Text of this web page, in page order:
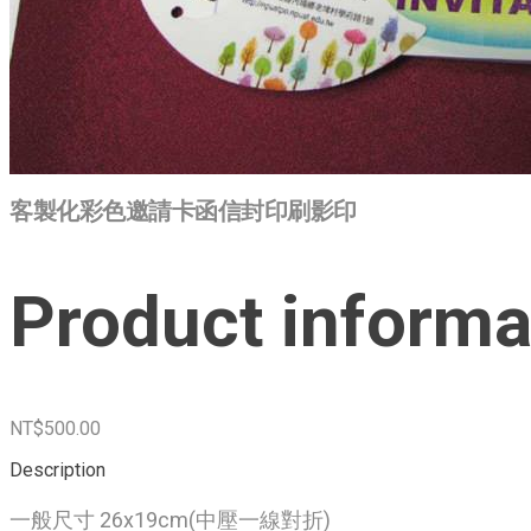
客製化彩色邀請卡函信封印刷影印
Product
NT$500.00
Description
一般尺寸 26x19cm(中壓一線對折)